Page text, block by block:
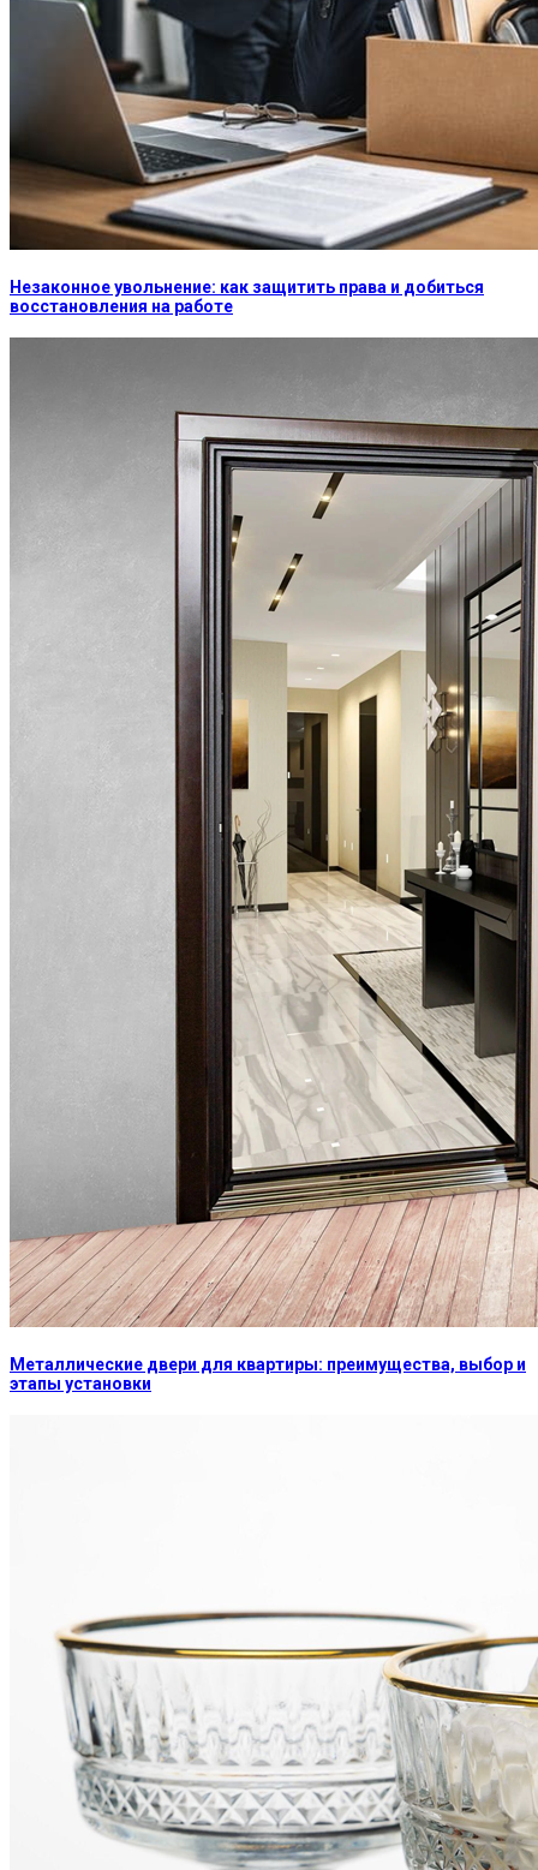
Незаконное увольнение: как защитить права и добиться
восстановления на работе
Металлические двери для квартиры: преимущества, выбор и
этапы установки